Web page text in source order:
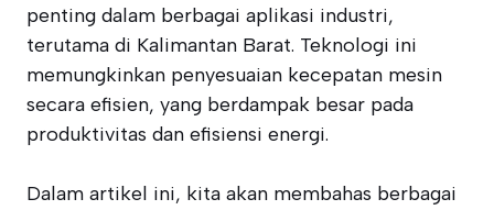
penting dalam berbagai aplikasi industri,
terutama di Kalimantan Barat. Teknologi ini
memungkinkan penyesuaian kecepatan mesin
secara efisien, yang berdampak besar pada
produktivitas dan efisiensi energi.
Dalam artikel ini, kita akan membahas berbagai